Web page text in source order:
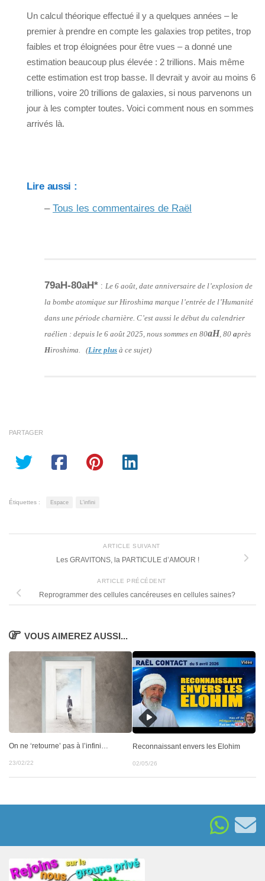
Un calcul théorique effectué il y a quelques années – le
premier à prendre en compte les galaxies trop petites, trop
faibles et trop éloignées pour être vues – a donné une
estimation beaucoup plus élevée : 2 trillions. Mais même
cette estimation est trop basse. Il devrait y avoir au moins 6
trillions, voire 20 trillions de galaxies, si nous parvenons un
jour à les compter toutes. Voici comment nous en sommes
arrivés là.
Lire aussi :
– Tous les commentaires de Raël
79aH-80aH* : Le 6 août, date anniversaire de l’explosion de
la bombe atomique sur Hiroshima marque l’entrée de l’Humanité
dans une période charnière. C’est aussi le début du calendrier
raélien : depuis le 6 août 2025, nous sommes en 80aH, 80 après
Hiroshima. (Lire plus à ce sujet)
PARTAGER
Étiquettes : Espace L'infini
ARTICLE SUIVANT
Les GRAVITONS, la PARTICULE d’AMOUR !
ARTICLE PRÉCÉDENT
Reprogrammer des cellules cancéreuses en cellules saines?
VOUS AIMEREZ AUSSI...
On ne ‘retourne’ pas à l’infini…
23/02/22
Reconnaissant envers les Elohim
02/05/26